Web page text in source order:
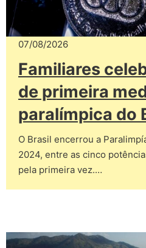
07/08/2026
Familiares
de primeira
paralímpica do
O Brasil encerrou a
2024, entre as cinco
pela primeira vez.…